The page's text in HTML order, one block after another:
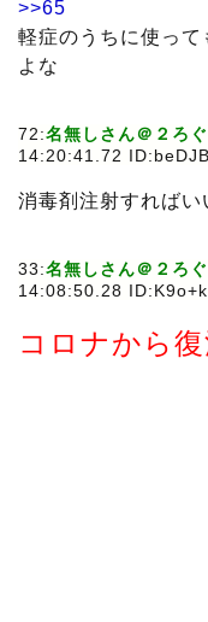
>>65
軽症のうちに使っ
よな
72:名無しさん＠２ろ
14:20:41.72
消毒剤注射すればい
33:名無しさん＠２ろ
14:08:50.28
コロナから